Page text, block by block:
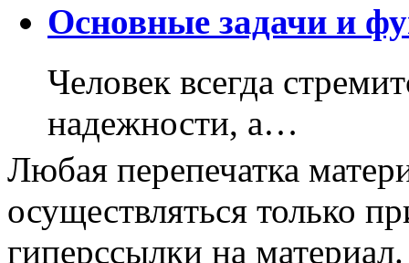
Основные задачи и
Человек всегда
надежности, а…
Любая перепечатка
осуществляться только
гиперссылки на